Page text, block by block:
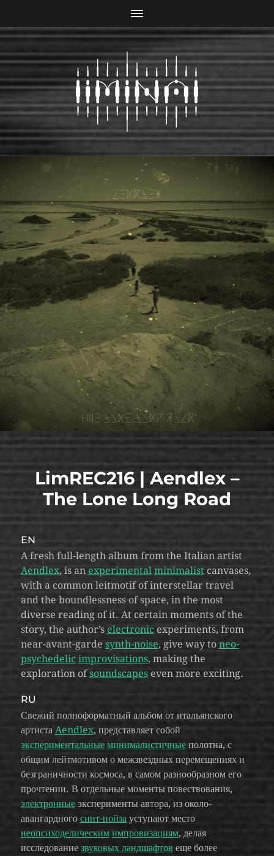
LimREC216 | Aendlex –
The Lone Long Road
EN
A fresh full-length album from the Italian artist
Aendlex, is an experimental minimalistcanvases,
with a common leitmotif of interstellar travel
and the boundlessness of space, in the most
diverse reading of it. At certain moments of the
story, the author’s electronicexperiments, from
near-avant-garde synth-noise, give way to neo-
psychedelic improvisations, making the
exploration ofsoundscapeseven more exciting.
RU
Свежий полноформатный альбом от итальянского
артиста Aendlex, представляет собой
экспериментальные минималистичныеполотна, с
общим лейтмотивом о межзвездных перемещениях и
безграничности космоса, в самом разнообразном его
прочтении. В отдельные моменты повествования,
электронныеэксперименты автора, из около-
авангардного синт-нойзауступают место
неопсиходелическим импровизациям, делая
исследование звуковых ландшафтов еще более